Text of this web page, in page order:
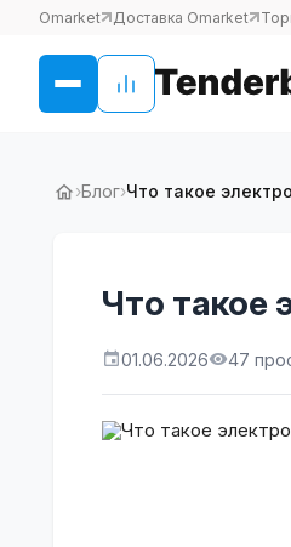
Omarket Доставка Omarket
›Блог›Что такое
Что такое
01.06.2026 47